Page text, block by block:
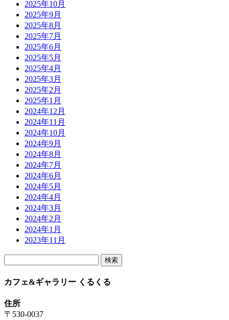
2025年10月
2025年9月
2025年8月
2025年7月
2025年6月
2025年5月
2025年4月
2025年3月
2025年2月
2025年1月
2024年12月
2024年11月
2024年10月
2024年9月
2024年8月
2024年7月
2024年6月
2024年5月
2024年4月
2024年3月
2024年2月
2024年1月
2023年11月
カフェ&ギャラリー くるくる
住所
〒530-0037